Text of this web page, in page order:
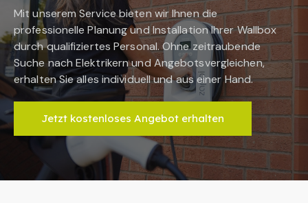
Mit unserem Service bieten wir Ihnen die
professionelle Planung und Installation Ihrer Wallbox
durch qualifiziertes Personal. Ohne zeitraubende
Suche nach Elektrikern und Angebotsvergleichen,
erhalten Sie alles individuell und aus einer Hand.
Jetzt kostenloses Angebot erhalten